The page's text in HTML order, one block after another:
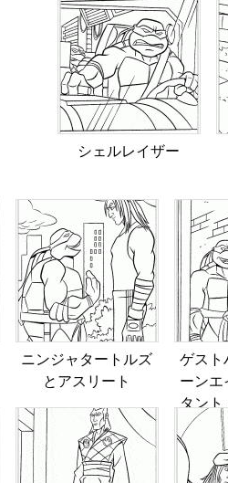
シェルレイザー
ニンジャタートルズ
とアスリート
ゲスト
ーンエ
タント